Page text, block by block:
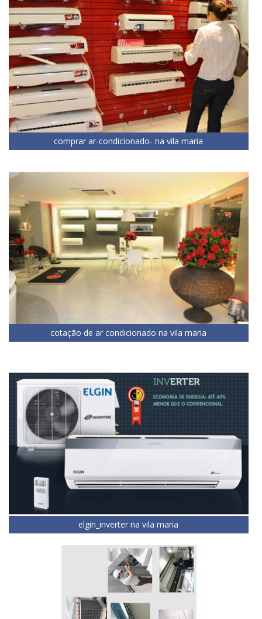
comprar ar-condicionado- na vila maria
cotação de ar condicionado na vila maria
elgin_inverter na vila maria